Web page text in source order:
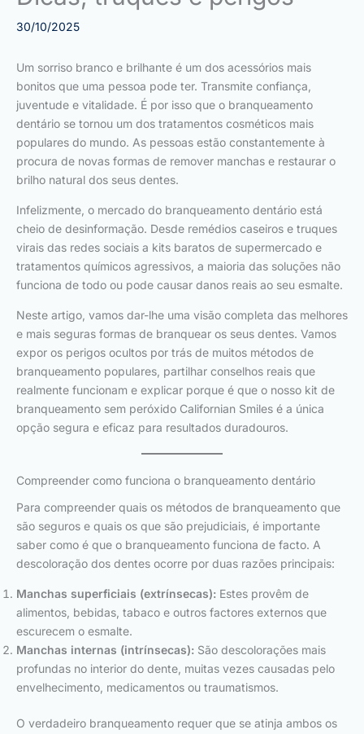
30/10/2025
Um sorriso branco e brilhante é um dos acessórios mais
bonitos que uma pessoa pode ter. Transmite confiança,
juventude e vitalidade. É por isso que o branqueamento
dentário se tornou um dos tratamentos cosméticos mais
populares do mundo. As pessoas estão constantemente à
procura de novas formas de remover manchas e restaurar o
brilho natural dos seus dentes.
Infelizmente, o mercado do branqueamento dentário está
cheio de desinformação. Desde remédios caseiros e truques
virais das redes sociais a kits baratos de supermercado e
tratamentos químicos agressivos, a maioria das soluções não
funciona de todo ou pode causar danos reais ao seu esmalte.
Neste artigo, vamos dar-lhe uma visão completa das melhores
e mais seguras formas de branquear os seus dentes. Vamos
expor os perigos ocultos por trás de muitos métodos de
branqueamento populares, partilhar conselhos reais que
realmente funcionam e explicar porque é que o nosso kit de
branqueamento sem peróxido Californian Smiles é a única
opção segura e eficaz para resultados duradouros.
Compreender como funciona o branqueamento dentário
Para compreender quais os métodos de branqueamento que
são seguros e quais os que são prejudiciais, é importante
saber como é que o branqueamento funciona de facto. A
descoloração dos dentes ocorre por duas razões principais:
Manchas superficiais (extrínsecas): Estes provêm de
alimentos, bebidas, tabaco e outros factores externos que
escurecem o esmalte.
Manchas internas (intrínsecas): São descolorações mais
profundas no interior do dente, muitas vezes causadas pelo
envelhecimento, medicamentos ou traumatismos.
O verdadeiro branqueamento requer que se atinja ambos os